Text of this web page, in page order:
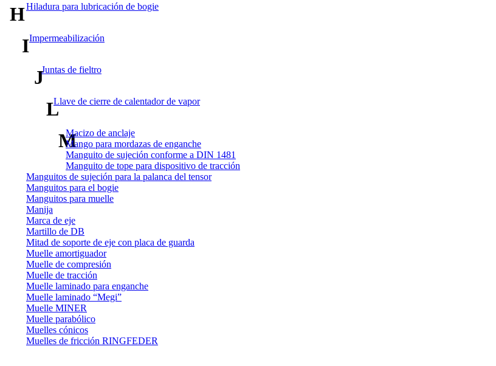
HHiladura para lubricación de bogie
IImpermeabilización
JJuntas de fieltro
L
Llave de cierre de calentador de vapor
M
Macizo de anclaje
Mango para mordazas de enganche
Manguito de sujeción conforme a DIN 1481
Manguito de tope para dispositivo de tracción
Manguitos de sujeción para la palanca del tensor
Manguitos para el bogie
Manguitos para muelle
Manija
Marca de eje
Martillo de DB
Mitad de soporte de eje con placa de guarda
Muelle amortiguador
Muelle de compresión
Muelle de tracción
Muelle laminado para enganche
Muelle laminado “Megi”
Muelle MINER
Muelle parabólico
Muelles cónicos
Muelles de fricción RINGFEDER